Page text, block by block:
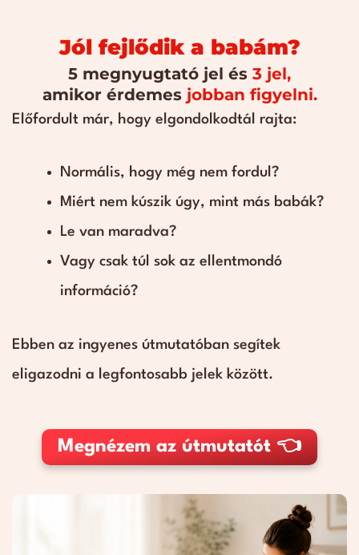
Jól fejlődik a babám?
5 megnyugtató jel és 3 jel,
amikor érdemes jobban figyelni.
Előfordult már, hogy elgondolkodtál rajta:
Normális, hogy még nem fordul?
Miért nem kúszik úgy, mint más babák?
Le van maradva?
Vagy csak túl sok az ellentmondó
információ?
Ebben az ingyenes útmutatóban segítek
eligazodni a legfontosabb jelek között.
Megnézem az útmutatót 👈